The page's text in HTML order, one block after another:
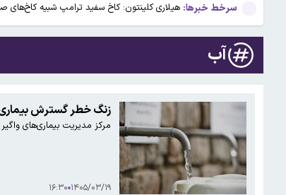
سرخط خبرها: هیلاری کلینتون: کاخ سفید ترامپ شبیه
مسرور بارزانی: نمی خواهیم طرفی در درگیری‌های
قمصری در تهران کنسرت برگزار می‌کند؛ شنیدن
بلومبرگ: ترکیه عبور کشتی‌ها در دریای سیاه را
آب
زنگ خطر گسترش
مرکز مدیریت بیماری‌های
۱۴۰۵/۰۳/۱۹ ۱۶:۳۰